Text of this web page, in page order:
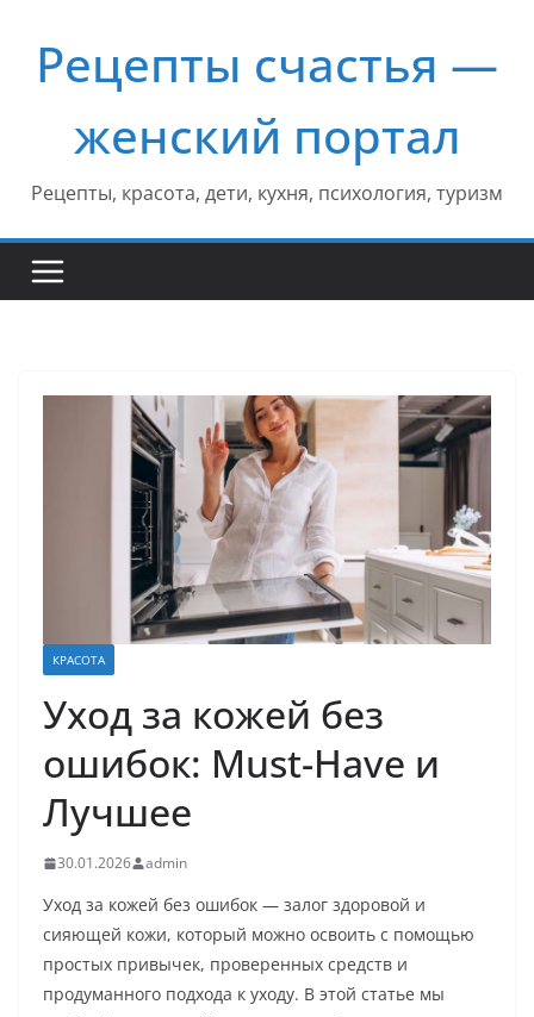
содержимому
Рецепты счастья —
женский портал
Рецепты, красота, дети, кухня, психология, туризм
КРАСОТА
Уход за кожей без
ошибок: Must-Have и
Лучшее
30.01.2026 admin
Уход за кожей без ошибок — залог здоровой и
сияющей кожи, который можно освоить с помощью
простых привычек, проверенных средств и
продуманного подхода к уходу. В этой статье мы